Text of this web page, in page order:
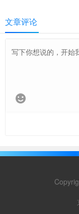
文章评论
